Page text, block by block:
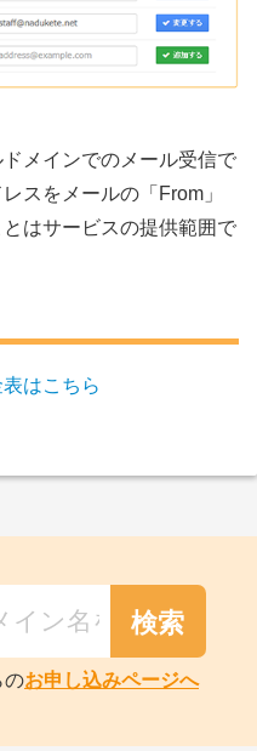
メインでのメール受信で
スをメールの「From」
はサービスの提供範囲で
はこちら
のお申し込みページへ